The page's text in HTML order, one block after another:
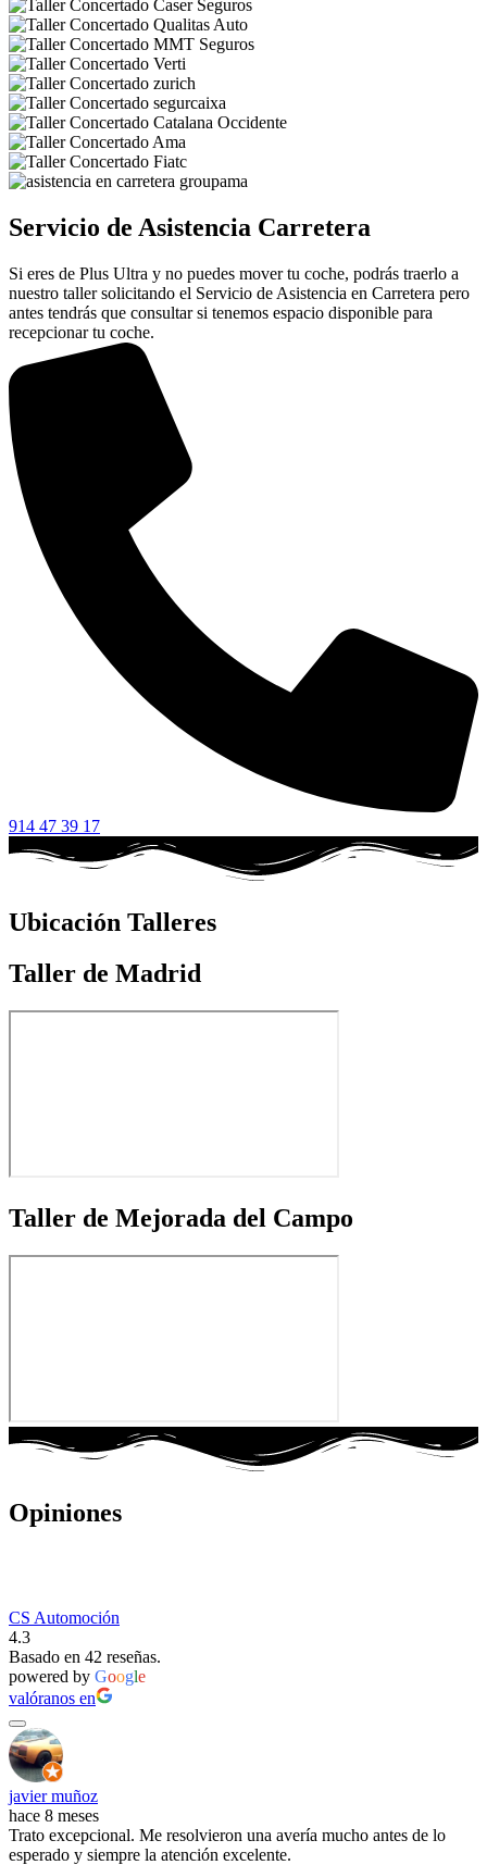
Servicio de Asistencia Carretera
Si eres de Plus Ultra y no puedes mover tu coche, podrás traerlo a
nuestro taller solicitando el Servicio de Asistencia en Carretera pero
antes tendrás que consultar si tenemos espacio disponible para
recepcionar tu coche.
914 47 39 17
Ubicación Talleres
Taller de Madrid
Taller de Mejorada del Campo
Opiniones
CS Automoción
4.3
Basado en 42 reseñas.
powered by Google
valóranos en
javier muñoz
hace 8 meses
Trato excepcional. Me resolvieron una avería mucho antes de lo
esperado y siempre la atención excelente.